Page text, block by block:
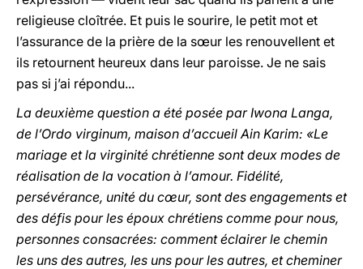
religieuse cloîtrée. Et puis le sourire, le petit mot et
l’assurance de la prière de la sœur les renouvellent et
ils retournent heureux dans leur paroisse. Je ne sais
pas si j’ai répondu...
La deuxième question a été posée par Iwona Langa,
de l’Ordo virginum, maison d’accueil Ain Karim: «Le
mariage et la virginité chrétienne sont deux modes de
réalisation de la vocation à l’amour. Fidélité,
persévérance, unité du cœur, sont des engagements et
des défis pour les époux chrétiens comme pour nous,
personnes consacrées: comment éclairer le chemin
les uns des autres, les uns pour les autres, et cheminer